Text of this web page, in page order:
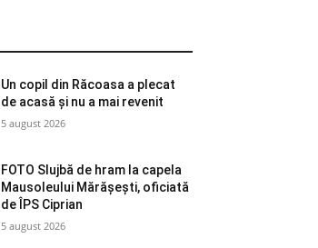
Un copil din Răcoasa a plecat
de acasă și nu a mai revenit
5 august 2026
FOTO Slujbă de hram la capela
Mausoleului Mărășești, oficiată
de ÎPS Ciprian
5 august 2026